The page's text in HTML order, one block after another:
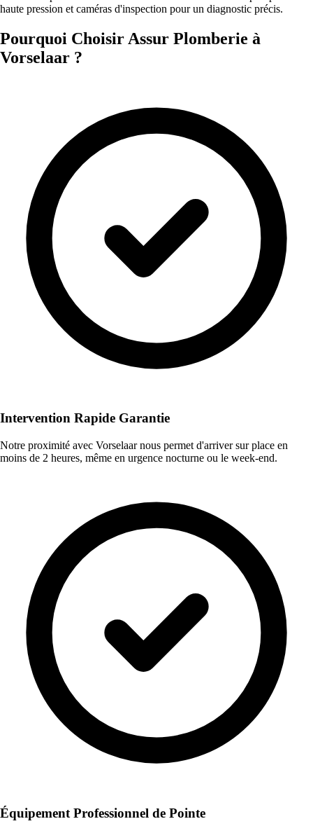
haute pression et caméras d'inspection pour un diagnostic précis.
Pourquoi Choisir Assur Plomberie à
Vorselaar ?
Intervention Rapide Garantie
Notre proximité avec Vorselaar nous permet d'arriver sur place en
moins de 2 heures, même en urgence nocturne ou le week-end.
Équipement Professionnel de Pointe